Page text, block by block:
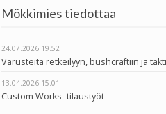
Mökkimies tiedottaa
24.07.2026 19.52
13.04.2026 15.01
Custom Works -tilaustyöt